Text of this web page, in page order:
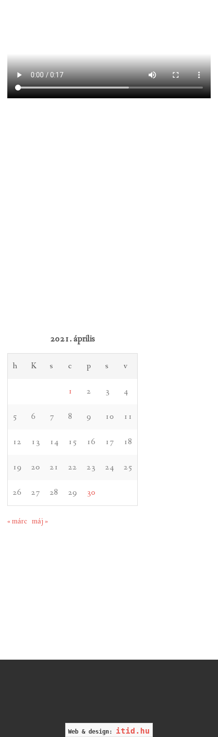
2021. április
h K s c p s v
1 2 3 4
5 6 7 8 9 10 11
12 13 14 15 16 17 18
19 20 21 22 23 24 25
26 27 28 29 30
« márc máj »
Web & design: itid.hu